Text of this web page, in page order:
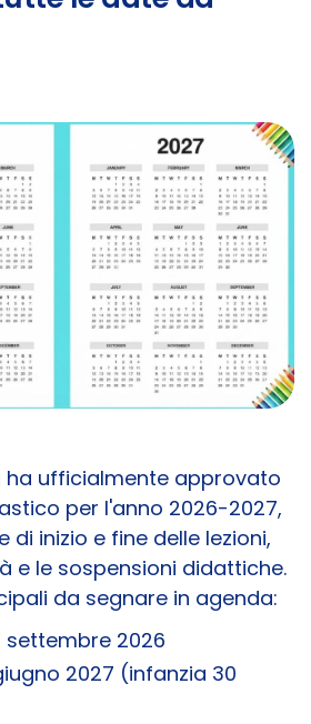
ha ufficialmente approvato
per l'anno 2026-2027,
di inizio e fine delle lezioni,
e le sospensioni didattiche.
da segnare in agenda:
settembre 2026
2027 (infanzia 30